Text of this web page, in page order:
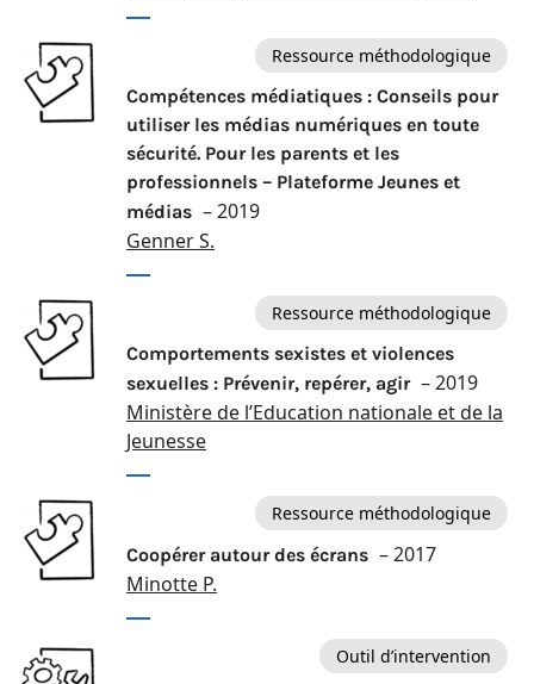
Ressource méthodologique
Compétences médiatiques : Conseils pour
utiliser les médias numériques en toute
sécurité. Pour les parents et les
professionnels – Plateforme Jeunes et
médias – 2019
Genner S.
Ressource méthodologique
Comportements sexistes et violences
sexuelles : Prévenir, repérer, agir – 2019
Ministère de l’Education nationale et de la
Jeunesse
Ressource méthodologique
Coopérer autour des écrans – 2017
Minotte P.
Outil d’intervention